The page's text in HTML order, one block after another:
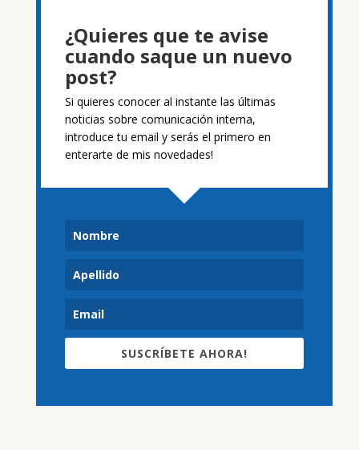
¿Quieres que te avise
cuando saque un nuevo
post?
Si quieres conocer al instante las últimas
noticias sobre comunicación interna,
introduce tu email y serás el primero en
enterarte de mis novedades!
SUSCRÍBETE AHORA!